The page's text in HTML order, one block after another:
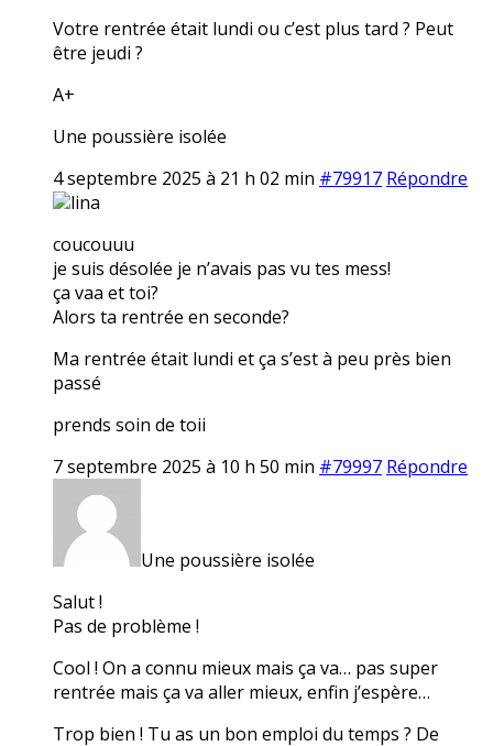
Votre rentrée était lundi ou c’est plus tard ? Peut
être jeudi ?
A+
Une poussière isolée
4 septembre 2025 à 21 h 02 min #79917 Répondre
lina
coucouuu
je suis désolée je n’avais pas vu tes mess!
ça vaa et toi?
Alors ta rentrée en seconde?
Ma rentrée était lundi et ça s’est à peu près bien
passé
prends soin de toii
7 septembre 2025 à 10 h 50 min #79997 Répondre
Une poussière isolée
Salut !
Pas de problème !
Cool ! On a connu mieux mais ça va… pas super
rentrée mais ça va aller mieux, enfin j’espère…
Trop bien ! Tu as un bon emploi du temps ? De